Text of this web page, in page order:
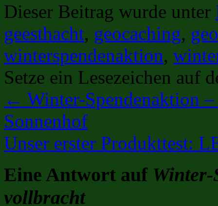
Dieser Beitrag wurde unter
geesthacht, geocaching,
winterspendenaktion,
Setze ein Lesezeichen auf
← Winter-Spendenaktion
Sonnenhof
Unser erster Produkttest:
Eine Antwort auf Winter-
vollbracht